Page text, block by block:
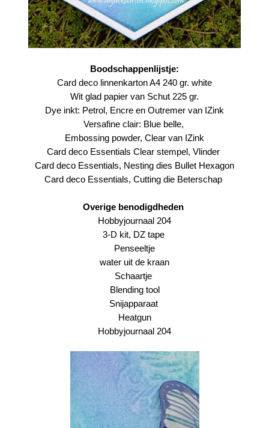
Boodschappenlijstje:
Card deco linnenkarton A4 240 gr. white
Wit glad papier van Schut 225 gr.
Dye inkt: Petrol, Encre en Outremer van IZink
Versafine clair: Blue belle,
Embossing powder, Clear van IZink
Card deco Essentials Clear stempel, Vlinder
Card deco Essentials, Nesting dies Bullet Hexagon
Card deco Essentials, Cutting die Beterschap
Overige benodigdheden
Hobbyjournaal 204
3-D kit, DZ tape
Penseeltje
water uit de kraan
Schaartje
Blending tool
Snijapparaat
Heatgun
Hobbyjournaal 204